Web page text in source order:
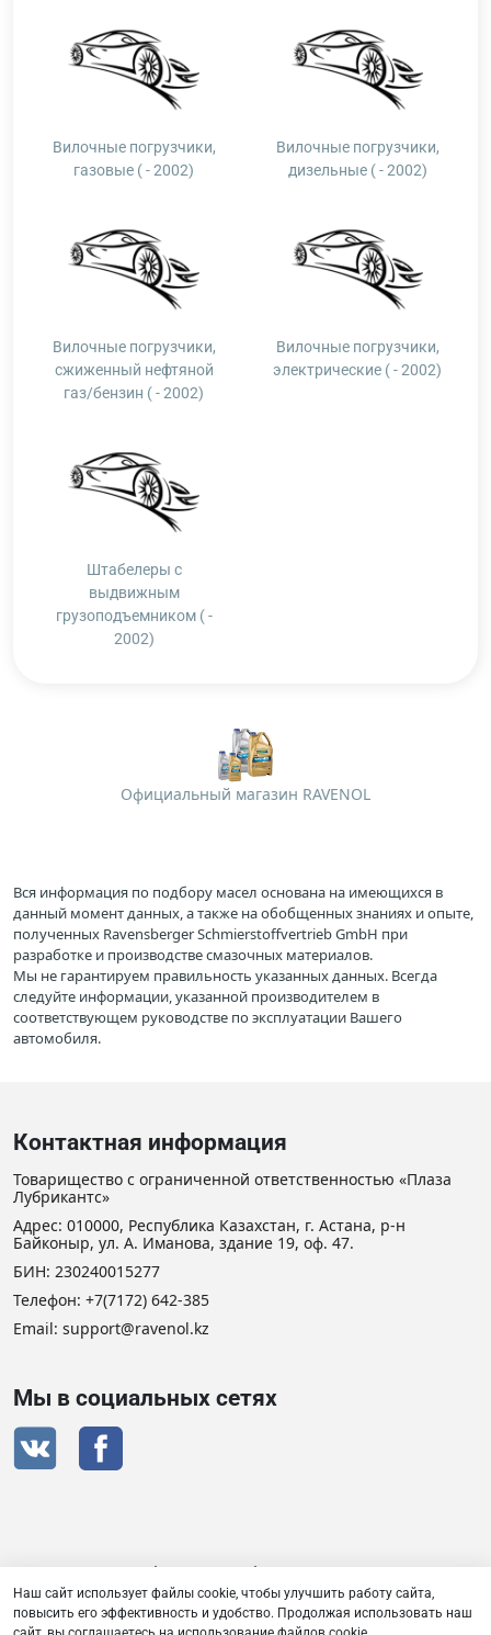
Вилочные погрузчики,
газовые ( - 2002)
Вилочные погрузчики,
дизельные ( - 2002)
Вилочные погрузчики,
сжиженный нефтяной
газ/бензин ( - 2002)
Вилочные погрузчики,
электрические ( - 2002)
Штабелеры с
выдвижным
грузоподъемником ( -
2002)
Официальный магазин RAVENOL
Вся информация по подбору масел основана на имеющихся в
данный момент данных, а также на обобщенных знаниях и опыте,
полученных Ravensberger Schmierstoffvertrieb GmbH при
разработке и производстве смазочных материалов.
Мы не гарантируем правильность указанных данных. Всегда
следуйте информации, указанной производителем в
соответствующем руководстве по эксплуатации Вашего
автомобиля.
Контактная информация
Товарищество с ограниченной ответственностью «Плаза
Лубрикантс»
Адрес: 010000, Республика Казахстан, г. Астана, р-н
Байконыр, ул. А. Иманова, здание 19, оф. 47.
БИН: 230240015277
Телефон: +7(7172) 642-385
Email: support@ravenol.kz
Мы в социальных сетях
Сертификат дистрибьютора RAVENOL
Наш сайт использует файлы cookie, чтобы улучшить работу сайта,
повысить его эффективность и удобство. Продолжая использовать наш